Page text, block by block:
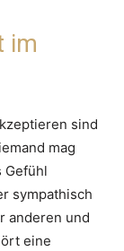
im
sind
mag
Gefühl
sympathisch
anderen und
eine